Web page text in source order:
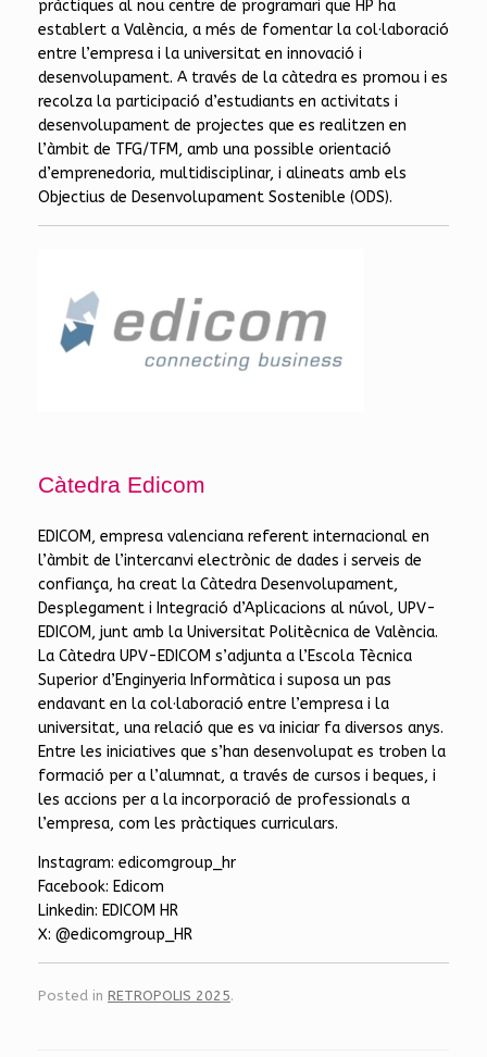
pràctiques al nou centre de programari que HP ha
establert a València, a més de fomentar la col·laboració
entre l’empresa i la universitat en innovació i
desenvolupament. A través de la càtedra es promou i es
recolza la participació d’estudiants en activitats i
desenvolupament de projectes que es realitzen en
l’àmbit de TFG/TFM, amb una possible orientació
d’emprenedoria, multidisciplinar, i alineats amb els
Objectius de Desenvolupament Sostenible (ODS).
Càtedra Edicom
EDICOM, empresa valenciana referent internacional en
l’àmbit de l’intercanvi electrònic de dades i serveis de
confiança, ha creat la Càtedra Desenvolupament,
Desplegament i Integració d’Aplicacions al núvol, UPV-
EDICOM, junt amb la Universitat Politècnica de València.
La Càtedra UPV-EDICOM s’adjunta a l’Escola Tècnica
Superior d’Enginyeria Informàtica i suposa un pas
endavant en la col·laboració entre l’empresa i la
universitat, una relació que es va iniciar fa diversos anys.
Entre les iniciatives que s’han desenvolupat es troben la
formació per a l’alumnat, a través de cursos i beques, i
les accions per a la incorporació de professionals a
l’empresa, com les pràctiques curriculars.
Instagram: edicomgroup_hr
Facebook: Edicom
Linkedin: EDICOM HR
X: @edicomgroup_HR
Posted in RETROPOLIS 2025.